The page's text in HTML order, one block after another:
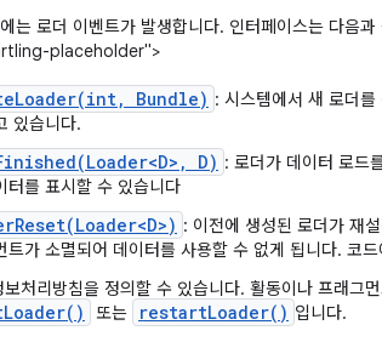
는 로더 이벤트가 발생합니다. 인터페이스는 다음
placeholder">
Bundle) : 시스템에서 새 로더
있습니다.
D) : 로더가 데이터 로드
터를 표시할 수 있습니다
: 이전에 생성된 로더가 재
트가 소멸되어 데이터를 사용할 수 없게 됩니다. 코
처리방침을 정의할 수 있습니다. 활동이나 프래그
Loader( ) 또는 restartLoader( ) 입니다.